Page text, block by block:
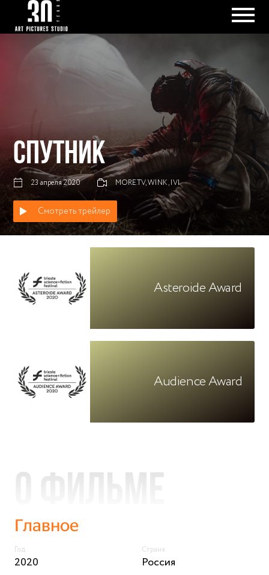
СПУТНИК
23 апреля 2020 MORE.TV, WINK, IVI
Смотреть трейлер
Asteroide Award
Audience Award
О фильме
Главное
Год
2020
Страна
Россия